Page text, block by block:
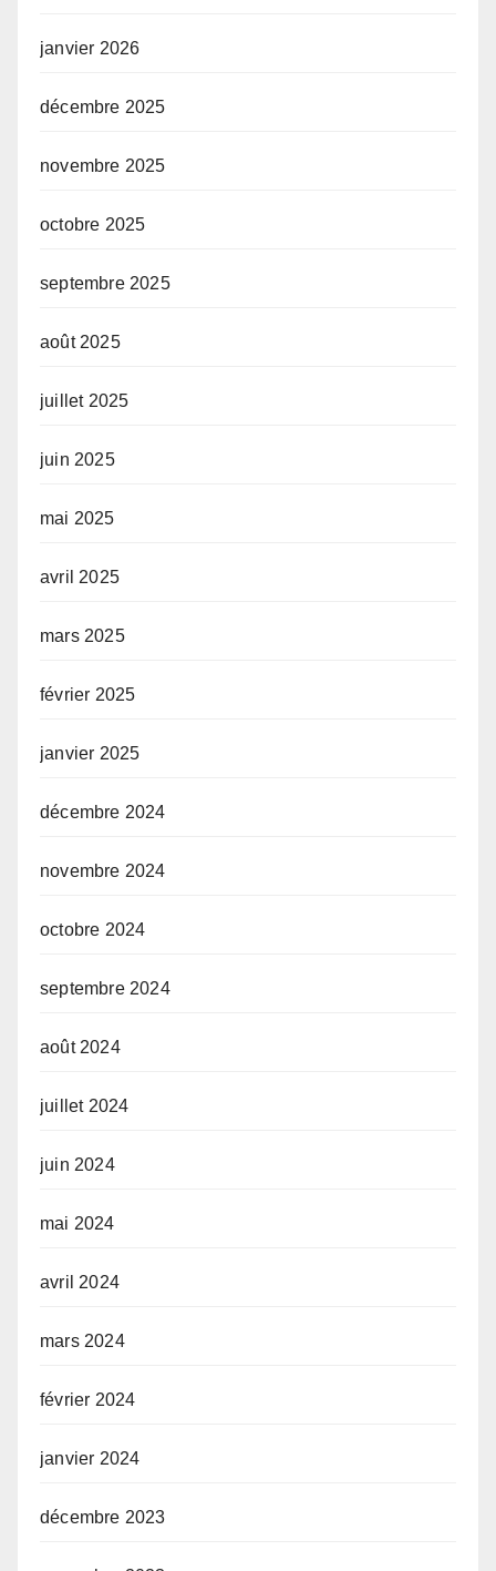
janvier 2026
décembre 2025
novembre 2025
octobre 2025
septembre 2025
août 2025
juillet 2025
juin 2025
mai 2025
avril 2025
mars 2025
février 2025
janvier 2025
décembre 2024
novembre 2024
octobre 2024
septembre 2024
août 2024
juillet 2024
juin 2024
mai 2024
avril 2024
mars 2024
février 2024
janvier 2024
décembre 2023